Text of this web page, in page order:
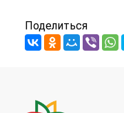
Поделиться